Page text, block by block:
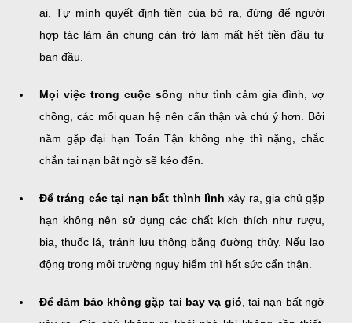
ai. Tự mình quyết định tiền của bỏ ra, đừng để người
hợp tác làm ăn chung cản trở làm mất hết tiền đầu tư
ban đầu.
Mọi việc trong cuộc sống như tình cảm gia đình, vợ
chồng, các mối quan hệ nên cẩn thận và chú ý hơn. Bởi
năm gặp đại hạn Toán Tận không nhẹ thì nặng, chắc
chắn tai nạn bất ngờ sẽ kéo đến.
Để tráng các tại nạn bất thình lình xảy ra, gia chủ gặp
hạn không nên sử dụng các chất kích thích như rượu,
bia, thuốc lá, tránh lưu thông bằng đường thủy. Nếu lao
động trong môi trường nguy hiểm thì hết sức cẩn thận.
Để đảm bảo không gặp tai bay vạ gió , tai nạn bất ngờ